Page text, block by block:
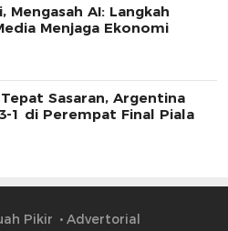
Mengasah AI: Langkah
Menjaga Ekonomi
Sasaran, Argentina
1 di Perempat Final Piala
Pikir Advertorial